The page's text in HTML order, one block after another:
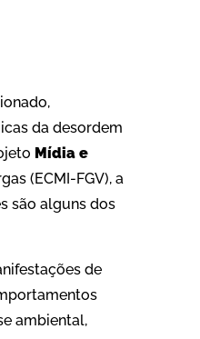
da desordem
Mídia e
(ECMI-FGV), a
são alguns dos
de
ambiental,